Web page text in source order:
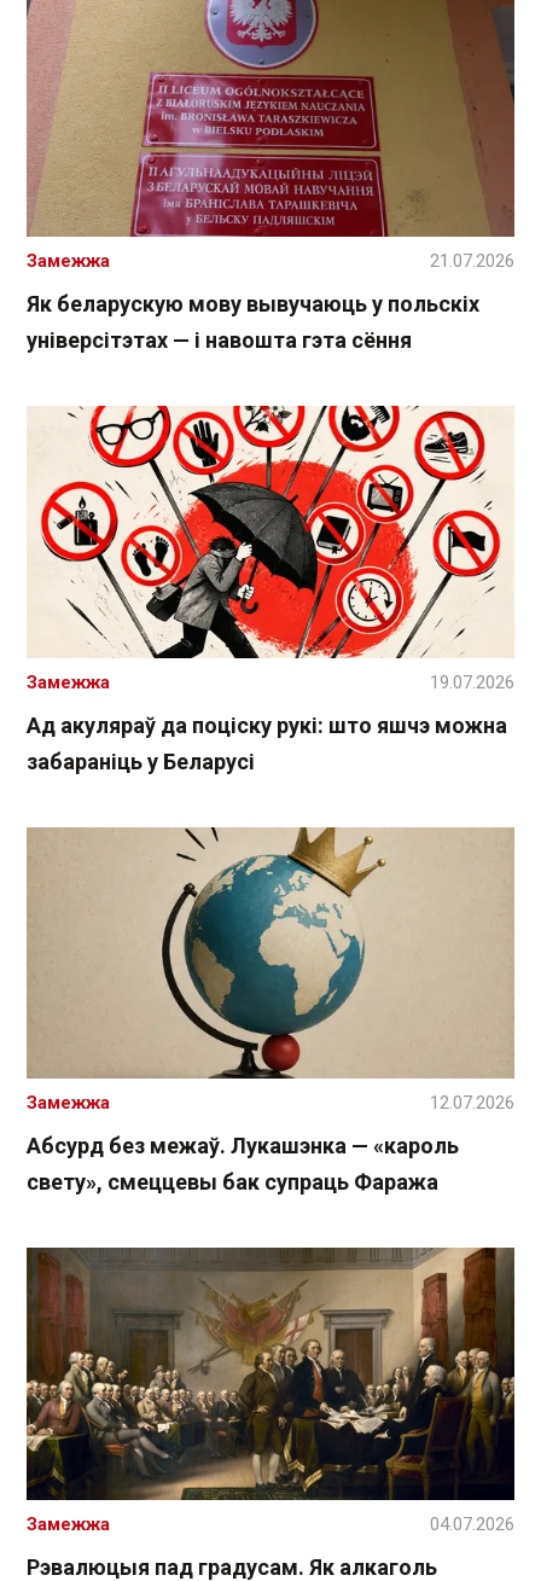
Як беларускую мову вывучаюць у польскіх
універсітэтах — і навошта гэта сёння
Замежжа 21.07.2026
Ад акуляраў да поціску рукі: што яшчэ можна
забараніць у Беларусі
Замежжа 19.07.2026
Абсурд без межаў. Лукашэнка — «кароль
свету», смеццевы бак супраць Фаража
Замежжа 12.07.2026
Рэвалюцыя пад градусам. Як алкаголь
Замежжа 04.07.2026